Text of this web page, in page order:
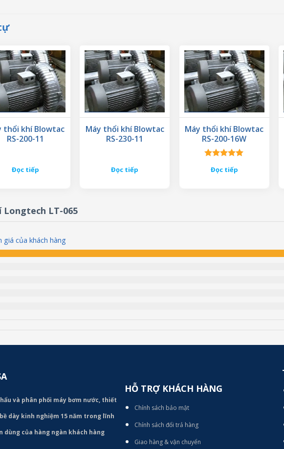
thổi khí Blowtac
RS-200-11
Đọc tiếp
Máy thổi khí Blowtac
RS-230-11
Đọc tiếp
Máy thổi khí Blowtac
RS-200-16W
hạng 5.00
Đọc tiếp
Longtech LT-065
giá của khách hàng
và phân phối máy bơm nước, thiết
dày kinh nghiệm 15 năm trong lĩnh
của hàng ngàn khách hàng
HỖ TRỢ KHÁCH HÀNG
Chính sách bảo mật
Chính sách đổi trả hàng
Giao hàng & vận chuyển